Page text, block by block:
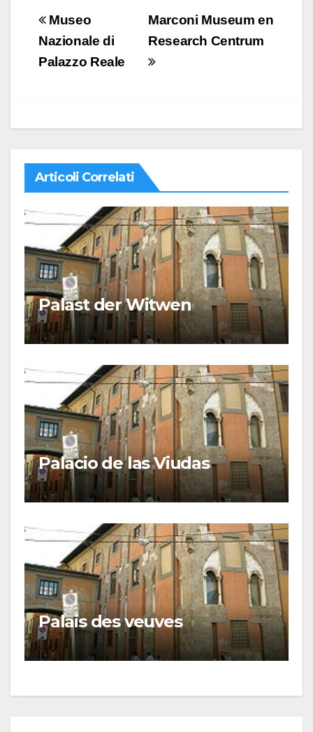
Navigazione
articoli
Marconi Museum en
Research Centrum
Museo
Nazionale di
Palazzo Reale
Articoli Correlati
Palast der Witwen
Palacio de las Viudas
Palais des veuves